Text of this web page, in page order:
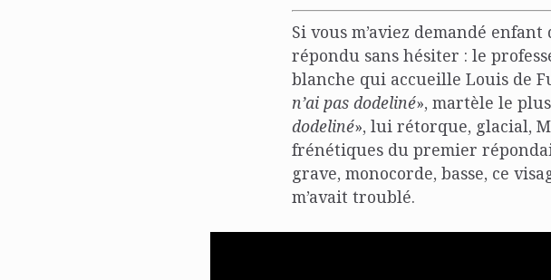
Si vous m’aviez demandé
répondu sans hésiter : le
blanche qui accueille Louis de
n’ai pas dodeliné», martèle le
dodeliné», lui rétorque, glacial,
frénétiques du premier
grave, monocorde, basse, ce
m’avait troublé.